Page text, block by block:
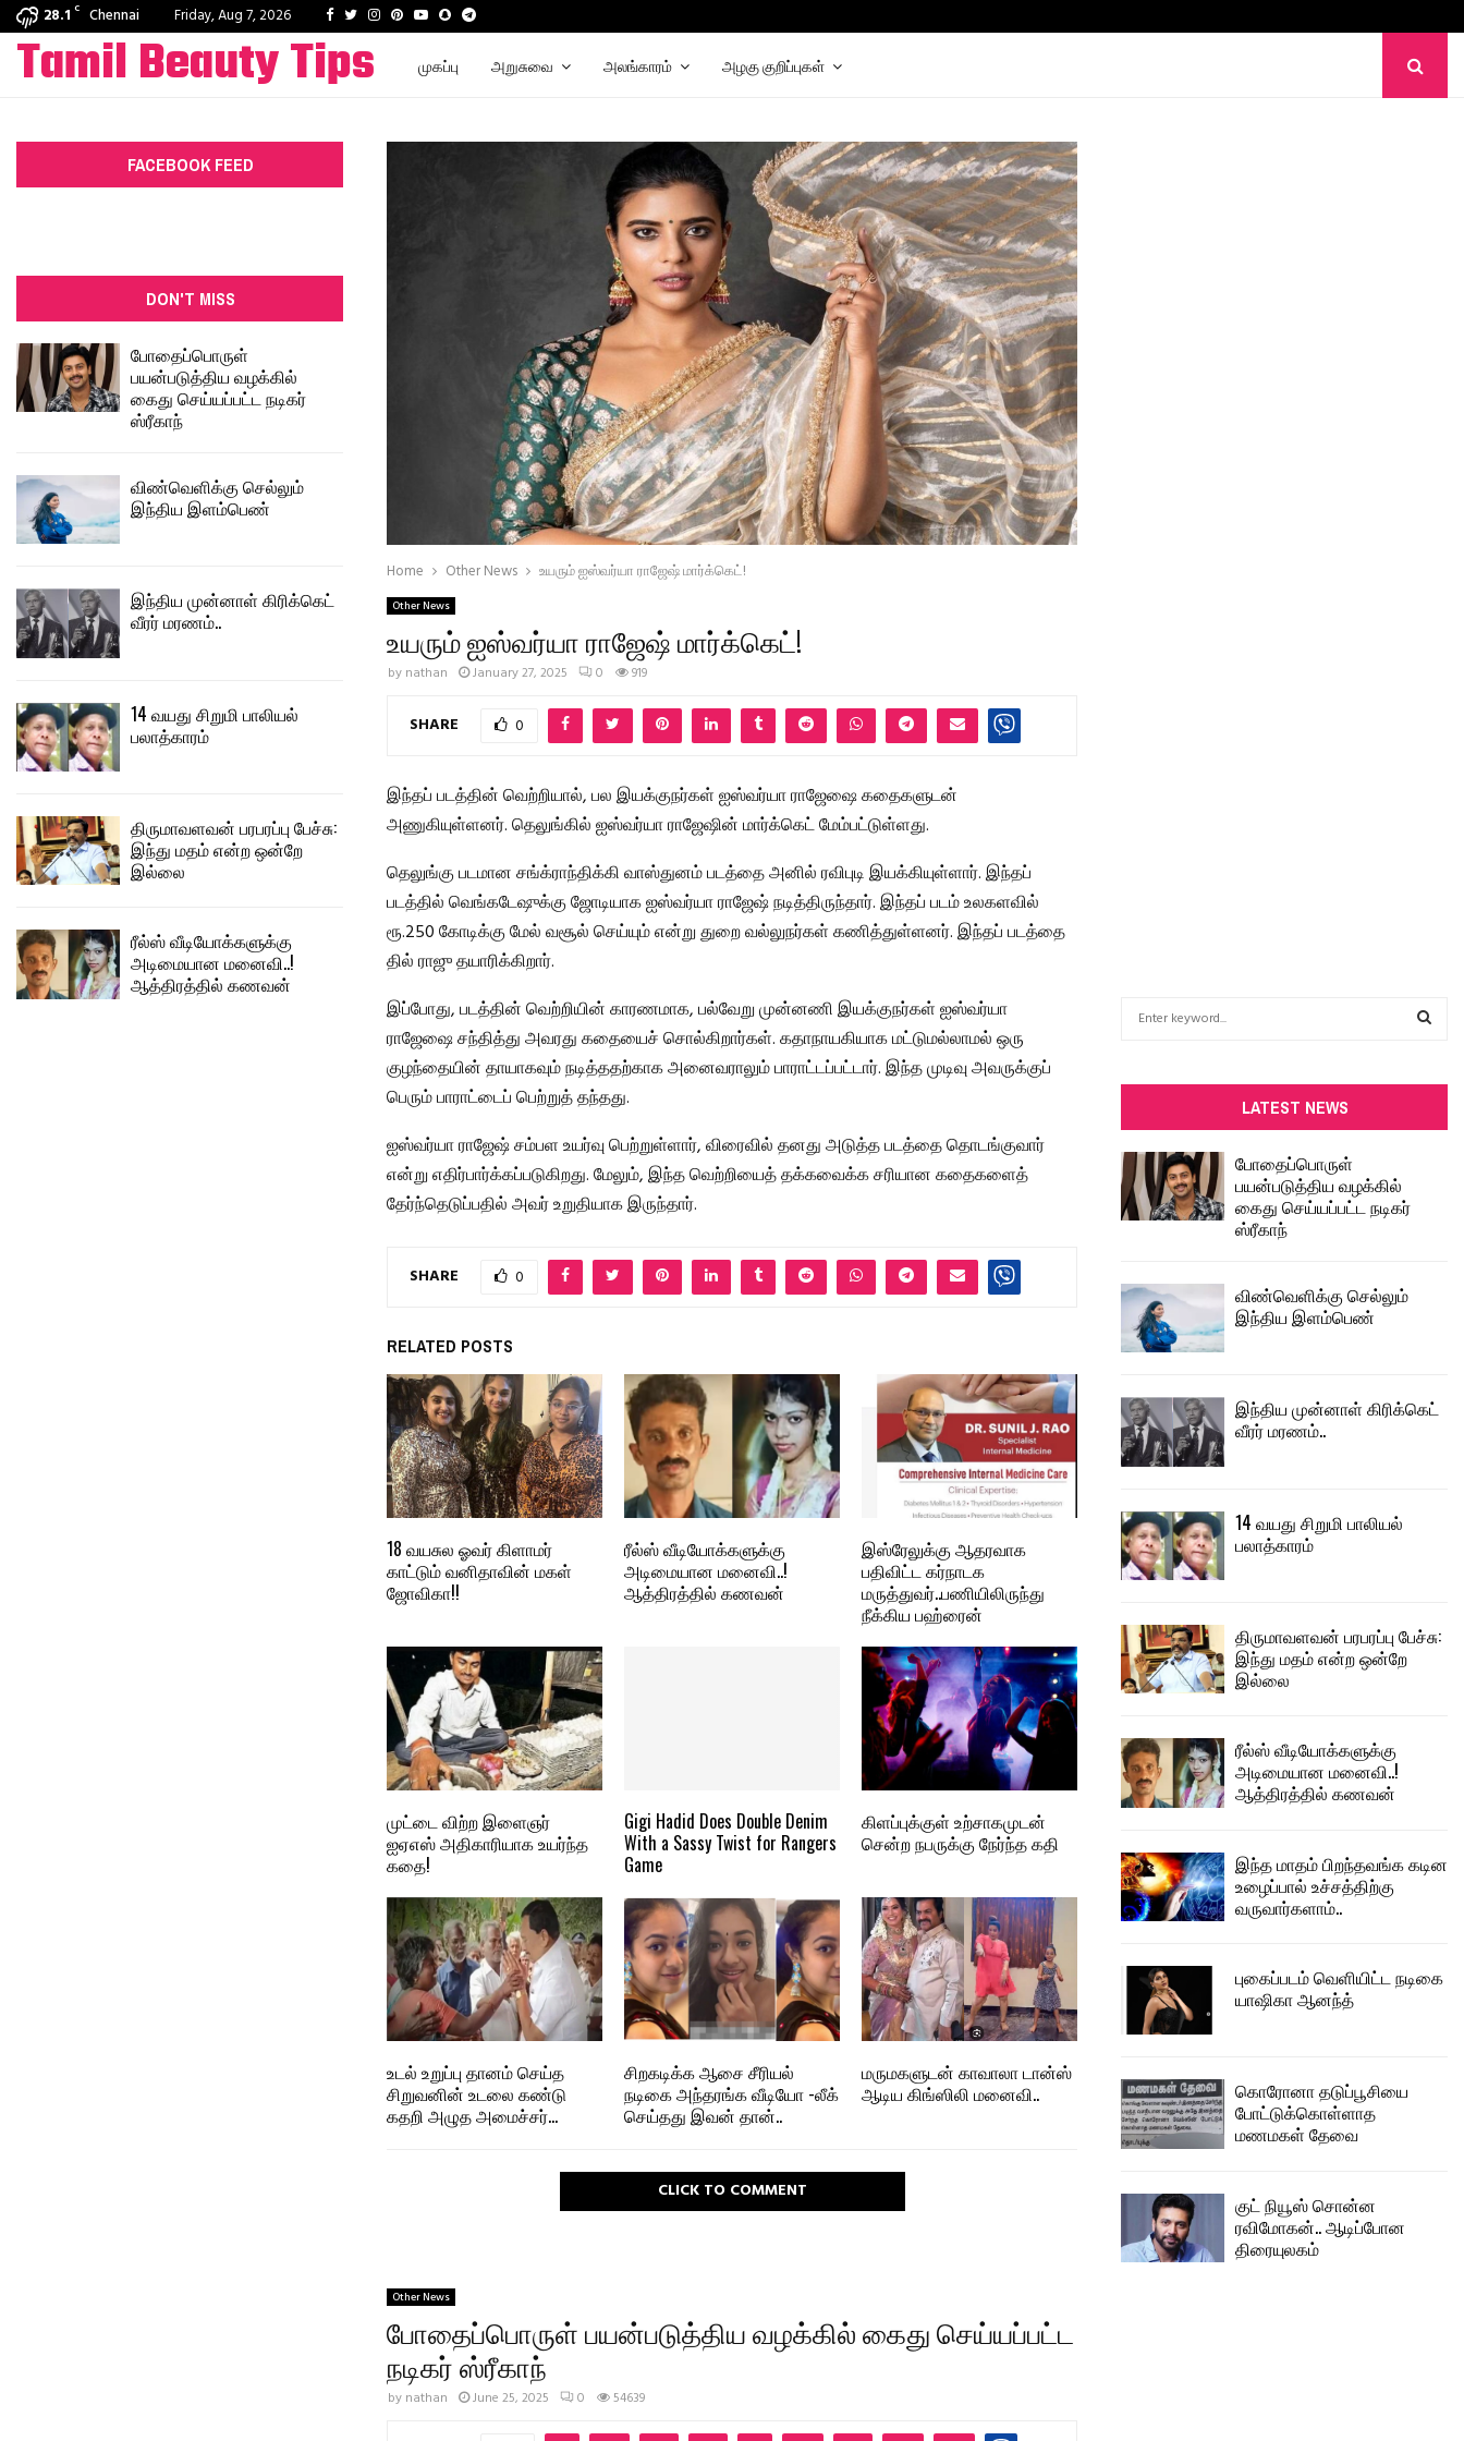
28.1 C Chennai Friday, Aug 7, 2026 Facebook
TwitterInstagram
PinterestYoutube
SnapchatTelegram
Tamil Beauty Tips முகப்பு அறுசுவை அலங்காரம் அழகு குறிப்புகள்
Home Other News உயரும் ஐஸ்வர்யா ராஜேஷ் மார்க்கெட்!
Other News
உயரும் ஐஸ்வர்யா ராஜேஷ் மார்க்கெட்!
by nathan January 27, 2025 0 919
SHARE 0
இந்தப் படத்தின் வெற்றியால், பல இயக்குநர்கள் ஐஸ்வர்யா ராஜேஷை கதைகளுடன்
அணுகியுள்ளனர். தெலுங்கில் ஐஸ்வர்யா ராஜேஷின் மார்க்கெட் மேம்பட்டுள்ளது.
தெலுங்கு படமான சங்க்ராந்திக்கி வாஸ்துனம் படத்தை அனில் ரவிபுடி இயக்கியுள்ளார். இந்தப்
படத்தில் வெங்கடேஷுக்கு ஜோடியாக ஐஸ்வர்யா ராஜேஷ் நடித்திருந்தார். இந்தப் படம் உலகளவில்
ரூ.250 கோடிக்கு மேல் வசூல் செய்யும் என்று துறை வல்லுநர்கள் கணித்துள்ளனர். இந்தப் படத்தை
தில் ராஜு தயாரிக்கிறார்.
இப்போது, ​​படத்தின் வெற்றியின் காரணமாக, பல்வேறு முன்னணி இயக்குநர்கள் ஐஸ்வர்யா
ராஜேஷை சந்தித்து அவரது கதையைச் சொல்கிறார்கள். கதாநாயகியாக மட்டுமல்லாமல் ஒரு
குழந்தையின் தாயாகவும் நடித்ததற்காக அனைவராலும் பாராட்டப்பட்டார். இந்த முடிவு அவருக்குப்
பெரும் பாராட்டைப் பெற்றுத் தந்தது.
ஐஸ்வர்யா ராஜேஷ் சம்பள உயர்வு பெற்றுள்ளார், விரைவில் தனது அடுத்த படத்தை தொடங்குவார்
என்று எதிர்பார்க்கப்படுகிறது. மேலும், இந்த வெற்றியைத் தக்கவைக்க சரியான கதைகளைத்
தேர்ந்தெடுப்பதில் அவர் உறுதியாக இருந்தார்.
SHARE 0
RELATED POSTS
18 வயசுல ஓவர் கிளாமர்
காட்டும் வனிதாவின் மகள்
ஜோவிகா!!
ரீல்ஸ் வீடியோக்களுக்கு
அடிமையான மனைவி..!
ஆத்திரத்தில் கணவன்
இஸ்ரேலுக்கு ஆதரவாக
பதிவிட்ட கர்நாடக
மருத்துவர்..பணியிலிருந்து
நீக்கிய பஹ்ரைன்
முட்டை விற்ற இளைஞர்
ஐஏஎஸ் அதிகாரியாக உயர்ந்த
கதை!
Gigi Hadid Does Double Denim
With a Sassy Twist for Rangers
Game
கிளப்புக்குள் உற்சாகமுடன்
சென்ற நபருக்கு நேர்ந்த கதி
உடல் உறுப்பு தானம் செய்த
சிறுவனின் உடலை கண்டு
கதறி அழுத அமைச்சர்…
சிறகடிக்க ஆசை சீரியல்
நடிகை அந்தரங்க வீடியோ -லீக்
செய்தது இவன் தான்..
மருமகளுடன் காவாலா டான்ஸ்
ஆடிய கிங்ஸிலி மனைவி..
CLICK TO COMMENT
Other News
போதைப்பொருள் பயன்படுத்திய வழக்கில் கைது செய்யப்பட்ட
நடிகர் ஸ்ரீகாந்
by nathan June 25, 2025 0 54639
FACEBOOK FEED
DON'T MISS
போதைப்பொருள்
பயன்படுத்திய வழக்கில்
கைது செய்யப்பட்ட நடிகர்
ஸ்ரீகாந்
விண்வெளிக்கு செல்லும்
இந்திய இளம்பெண்
இந்திய முன்னாள் கிரிக்கெட்
வீரர் மரணம்..
14 வயது சிறுமி பாலியல்
பலாத்காரம்
திருமாவளவன் பரபரப்பு பேச்சு:
இந்து மதம் என்ற ஒன்றே
இல்லை
ரீல்ஸ் வீடியோக்களுக்கு
அடிமையான மனைவி..!
ஆத்திரத்தில் கணவன்
f
o
r
:
LATEST NEWS
போதைப்பொருள்
பயன்படுத்திய வழக்கில்
கைது செய்யப்பட்ட நடிகர்
ஸ்ரீகாந்
விண்வெளிக்கு செல்லும்
இந்திய இளம்பெண்
இந்திய முன்னாள் கிரிக்கெட்
வீரர் மரணம்..
14 வயது சிறுமி பாலியல்
பலாத்காரம்
திருமாவளவன் பரபரப்பு பேச்சு:
இந்து மதம் என்ற ஒன்றே
இல்லை
ரீல்ஸ் வீடியோக்களுக்கு
அடிமையான மனைவி..!
ஆத்திரத்தில் கணவன்
இந்த மாதம் பிறந்தவங்க கடின
உழைப்பால் உச்சத்திற்கு
வருவார்களாம்..
புகைப்படம் வெளியிட்ட நடிகை
யாஷிகா ஆனந்த்
கொரோனா தடுப்பூசியை
போட்டுக்கொள்ளாத
மணமகள் தேவை
குட் நியூஸ் சொன்ன
ரவிமோகன்.. ஆடிப்போன
திரையுலகம்